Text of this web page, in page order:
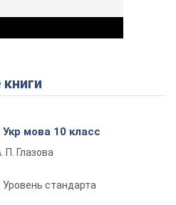
Play Video
мова 10 класс
П. Глазова
Уровень стандарта